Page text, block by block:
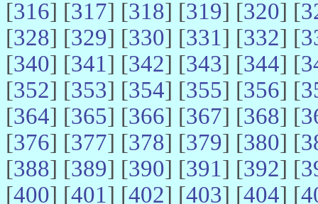
[316] [317] [318] [319] [320] [
[328] [329] [330] [331] [332] [
[340] [341] [342] [343] [344] [
[352] [353] [354] [355] [356] [
[364] [365] [366] [367] [368] [
[376] [377] [378] [379] [380] [
[388] [389] [390] [391] [392] [
[400] [401] [402] [403] [404] [